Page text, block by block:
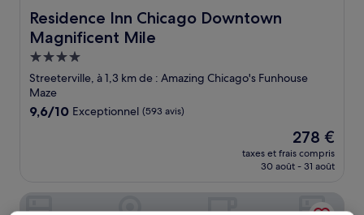
Residence Inn Chicago Downtown
Magnificent Mile
Residence Inn Chicago Downtown Magnificent Mile
Hébergement
4.0 étoiles
Streeterville, à 1,3 km de : Amazing Chicago's Funhouse
Maze
9.6
9,6/10 Exceptionnel (593 avis)
Le
nouveau
prix
de
278 €
278 €
taxes et frais compris
30 août - 31 août